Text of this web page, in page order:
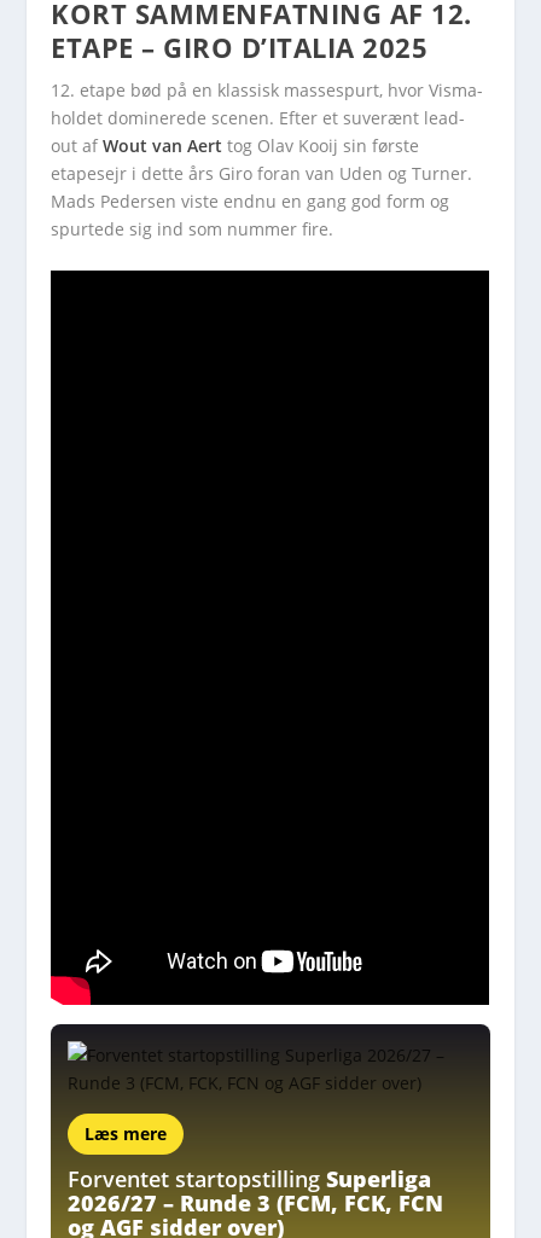
KORT SAMMENFATNING AF 12.
ETAPE – GIRO D’ITALIA 2025
12. etape bød på en klassisk massespurt, hvor Visma-
holdet dominerede scenen. Efter et suverænt lead-
out afWout van Aert tog Olav Kooij sin første
etapesejr i dette års Giro foran van Uden og Turner.
Mads Pedersen viste endnu en gang god form og
spurtede sig ind som nummer fire.
Læs mere
Forventet startopstilling Superliga
2026/27 – Runde 3 (FCM, FCK, FCN
og AGF sidder over)